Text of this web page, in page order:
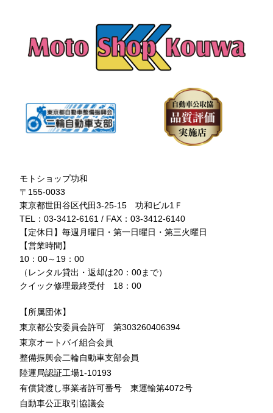
モトショップ功和
〒155-0033
東京都世田谷区代田3-25-15 功和ビル1Ｆ
TEL：03-3412-6161 / FAX：03-3412-6140
【定休日】毎週月曜日・第一日曜日・第三火曜日
【営業時間】
10：00～19：00
（レンタル貸出・返却は20：00まで）
クイック修理最終受付 18：00
【所属団体】
東京都公安委員会許可 第303260406394
東京オートバイ組合会員
整備振興会二輪自動車支部会員
陸運局認証工場1-10193
有償貸渡し事業者許可番号 東運輸第4072号
自動車公正取引協議会